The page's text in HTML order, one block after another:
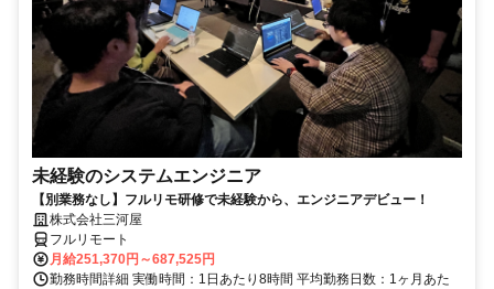
未経験のシステムエンジニア
【別業務なし】フルリモ研修で未経験から、エンジニアデビュー！
株式会社三河屋
フルリモート
月給251,370円～687,525円
勤務時間詳細 実働時間：1日あたり8時間 平均勤務日数：1ヶ月あた